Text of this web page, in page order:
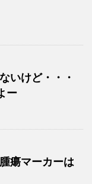
いけど・・・
ー
瘍マーカーは